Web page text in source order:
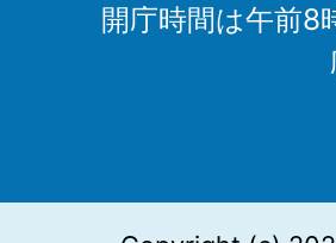
開庁時間は午前